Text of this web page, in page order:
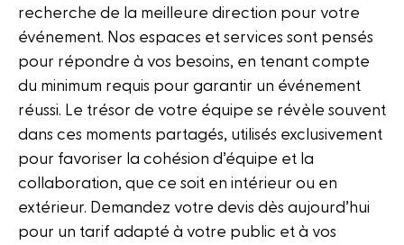
recherche de la meilleure direction pour votre
événement. Nos espaces et services sont pensés
pour répondre à vos besoins, en tenant compte
du minimum requis pour garantir un événement
réussi. Le trésor de votre équipe se révèle souvent
dans ces moments partagés, utilisés exclusivement
pour favoriser la cohésion d’équipe et la
collaboration, que ce soit en intérieur ou en
extérieur. Demandez votre devis dès aujourd’hui
pour un tarif adapté à votre public et à vos